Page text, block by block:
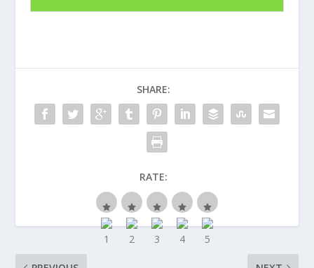
SHARE:
RATE: